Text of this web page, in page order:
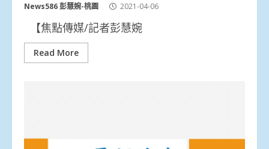
News586 彭慧婉-桃園 2021-04-06
【焦點傳媒/記者彭慧婉
Read More